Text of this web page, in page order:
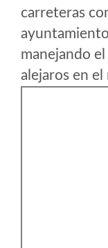
carreteras
manejando
alejaros en el